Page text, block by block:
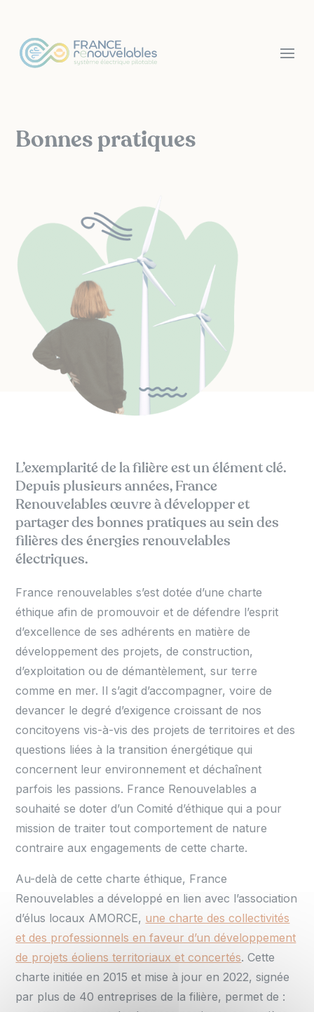
Bonnes pratiques
L’exemplarité de la filière est un élément clé.
Depuis plusieurs années, France
Renouvelables œuvre à développer et
partager des bonnes pratiques au sein des
filières des énergies renouvelables
électriques.
France renouvelables s’est dotée d’une charte
éthique afin de promouvoir et de défendre l’esprit
d’excellence de ses adhérents en matière de
développement des projets, de construction,
d’exploitation ou de démantèlement, sur terre
comme en mer. Il s’agit d’accompagner, voire de
devancer le degré d’exigence croissant de nos
concitoyens vis-à-vis des projets de territoires et des
questions liées à la transition énergétique qui
concernent leur environnement et déchaînent
parfois les passions. France Renouvelables a
souhaité se doter d’un Comité d’éthique qui a pour
mission de traiter tout comportement de nature
contraire aux engagements de cette charte.
Au-delà de cette charte éthique, France
Renouvelables a développé en lien avec l’association
d’élus locaux AMORCE, une charte des collectivités
et des professionnels en faveur d’un développement
de projets éoliens territoriaux et concertés. Cette
charte initiée en 2015 et mise à jour en 2022, signée
par plus de 40 entreprises de la filière, permet de :